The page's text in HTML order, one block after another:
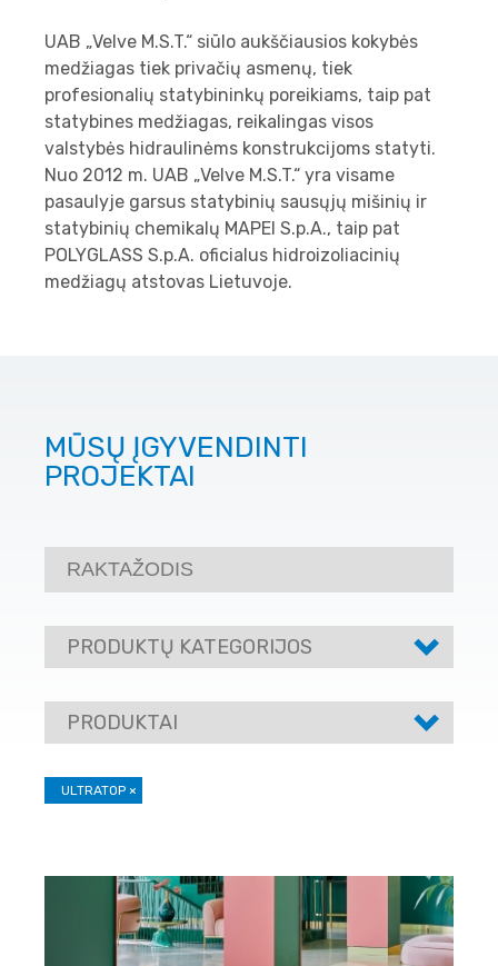
UAB „Velve M.S.T.“ siūlo aukščiausios kokybės
medžiagas tiek privačių asmenų, tiek
profesionalių statybininkų poreikiams, taip pat
statybines medžiagas, reikalingas visos
valstybės hidraulinėms konstrukcijoms statyti.
Nuo 2012 m. UAB „Velve M.S.T.“ yra visame
pasaulyje garsus statybinių sausųjų mišinių ir
statybinių chemikalų MAPEI S.p.A., taip pat
POLYGLASS S.p.A. oficialus hidroizoliacinių
medžiagų atstovas Lietuvoje.
MŪSŲ ĮGYVENDINTI
PROJEKTAI
PRODUKTŲ KATEGORIJOS
PRODUKTAI
ULTRATOP ×